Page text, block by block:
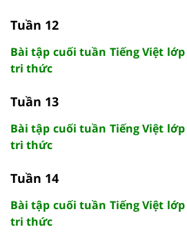
Tuần 12
Bài tập cuối tuần Tiếng Việt lớp
tri thức
Tuần 13
Bài tập cuối tuần Tiếng Việt lớp
tri thức
Tuần 14
Bài tập cuối tuần Tiếng Việt lớp
tri thức